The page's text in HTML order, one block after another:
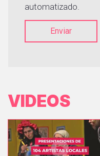
automatizado.
Enviar
VIDEOS